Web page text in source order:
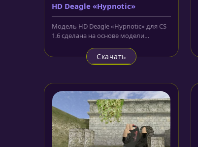
HD Deagle «Hypnotic»
Модель HD Deagle «Hypnotic» для CS
1.6 сделана на основе модели
Скачать